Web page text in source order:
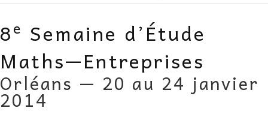
AU FIL DES MATHS
LIBRAIRIE
8e Semaine d’Étude
Maths—Entreprises
Orléans — 20 au 24 janvier
2014